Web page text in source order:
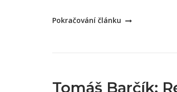
„Bruce
Adobe
Pokračování článku
Tomáš Barčík: